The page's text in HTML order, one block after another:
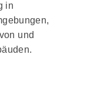
in
und